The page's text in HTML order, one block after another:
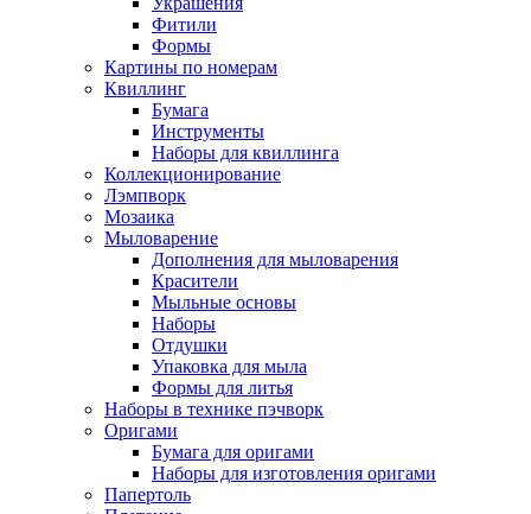
Фитили
Формы
Картины по номерам
Квиллинг
Бумага
Инструменты
Наборы для квиллинга
Коллекционирование
Лэмпворк
Мозаика
Мыловарение
Дополнения для мыловарения
Красители
Мыльные основы
Наборы
Отдушки
Упаковка для мыла
Формы для литья
Наборы в технике пэчворк
Оригами
Бумага для оригами
Наборы для изготовления оригами
Папертоль